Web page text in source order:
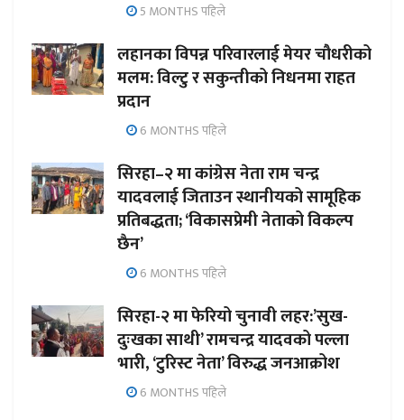
5 MONTHS पहिले
लहानका विपन्न परिवारलाई मेयर चौधरीको
मलम: विल्टु र सकुन्तीको निधनमा राहत
प्रदान
6 MONTHS पहिले
सिरहा–२ मा कांग्रेस नेता राम चन्द्र
यादवलाई जिताउन स्थानीयको सामूहिक
प्रतिबद्धता; ‘विकासप्रेमी नेताको विकल्प
छैन’
6 MONTHS पहिले
सिरहा-२ मा फेरियो चुनावी लहर:’सुख-
दुःखका साथी’ रामचन्द्र यादवको पल्ला
भारी, ‘टुरिस्ट नेता’ विरुद्ध जनआक्रोश
6 MONTHS पहिले